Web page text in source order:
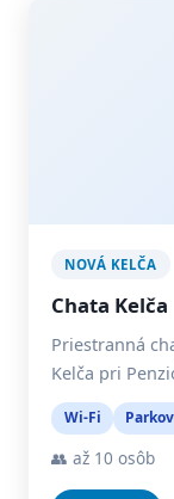
NOVÁ KELČA
Chata Kelča
Priestranná
Kelča pri
Wi-Fi
👥 až 10 osôb